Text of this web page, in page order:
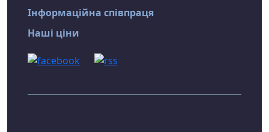
Інформаційна співпраця
Наші ціни